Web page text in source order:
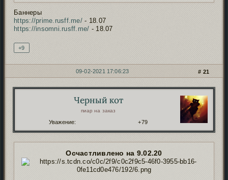
Баннеры
https://prime.rusff.me/- 18.07
https://insomni.rusff.me/ - 18.07
+9
21
09-02-2021 17:06:23
Черный кот
пиар на заказ
Уважение: +79
Осчастливлено на 9.02.20